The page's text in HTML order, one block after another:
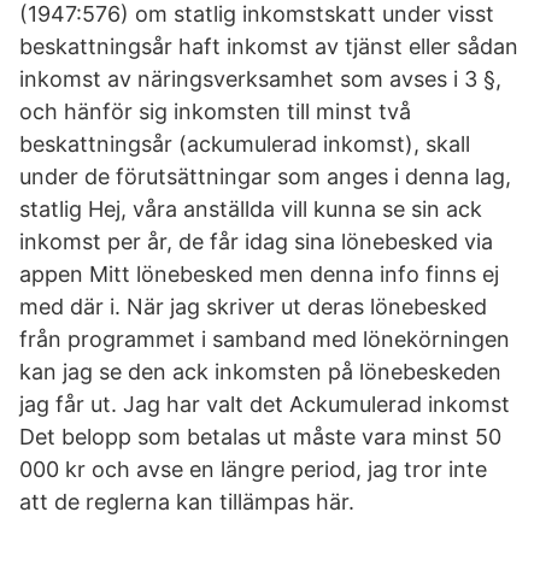
(1947:576) om statlig inkomstskatt under visst
beskattningsår haft inkomst av tjänst eller sådan
inkomst av näringsverksamhet som avses i 3 §,
och hänför sig inkomsten till minst två
beskattningsår (ackumulerad inkomst), skall
under de förutsättningar som anges i denna lag,
statlig Hej, våra anställda vill kunna se sin ack
inkomst per år, de får idag sina lönebesked via
appen Mitt lönebesked men denna info finns ej
med där i. När jag skriver ut deras lönebesked
från programmet i samband med lönekörningen
kan jag se den ack inkomsten på lönebeskeden
jag får ut. Jag har valt det Ackumulerad inkomst
Det belopp som betalas ut måste vara minst 50
000 kr och avse en längre period, jag tror inte
att de reglerna kan tillämpas här.